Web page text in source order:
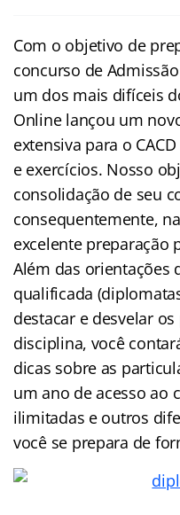
Com o objetivo de
concurso de
um dos mais difíceis
Online lançou um
extensiva para o CACD
e exercícios. Nosso
consolidação de seu
consequentemente,
excelente preparação
Além das orientações
qualificada
destacar e desvelar
disciplina, você
dicas sobre as
um ano de acesso ao
ilimitadas e outros
você se prepara de